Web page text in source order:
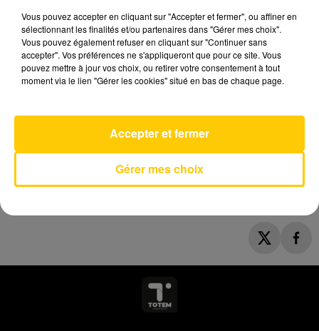
LEWIS CAPALDI
Vous pouvez accepter en cliquant sur "Accepter et fermer", ou affiner en
sélectionnant les finalités et/ou partenaires dans "Gérer mes choix".
Vous pouvez également refuser en cliquant sur "Continuer sans
accepter". Vos préférences ne s'appliqueront que pour ce site. Vous
pouvez mettre à jour vos choix, ou retirer votre consentement à tout
moment via le lien "Gérer les cookies" situé en bas de chaque page.
Gérer mes choix
Accepter et fermer